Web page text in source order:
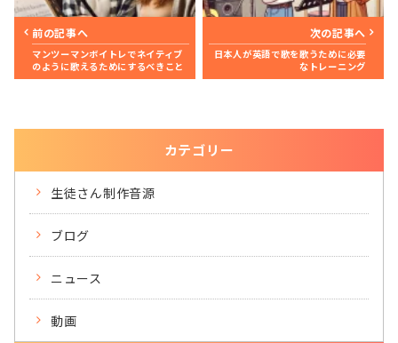
前の記事へ
マンツーマンボイトレでネイティブ
のように歌えるためにするべきこと
次の記事へ
日本人が英語で歌を歌うために必要
なトレーニング
カテゴリー
生徒さん制作音源
ブログ
ニュース
動画